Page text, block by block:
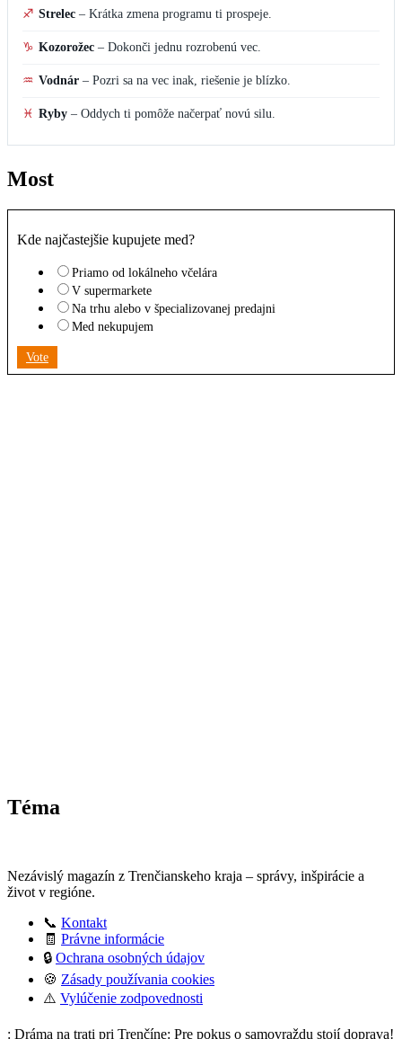
♐ Strelec – Krátka zmena programu ti prospeje.
♑ Kozorožec – Dokonči jednu rozrobenú vec.
♒ Vodnár – Pozri sa na vec inak, riešenie je blízko.
♓ Ryby – Oddych ti pomôže načerpať novú silu.
Most
Kde najčastejšie kupujete med?
Priamo od lokálneho včelára
V supermarkete
Na trhu alebo v špecializovanej predajni
Med nekupujem
Vote
Téma
Nezávislý magazín z Trenčianskeho kraja – správy, inšpirácie a
život v regióne.
📞 Kontakt
🧾 Právne informácie
🔒 Ochrana osobných údajov
🍪 Zásady používania cookies
⚠️ Vylúčenie zodpovednosti
: Dráma na trati pri Trenčíne: Pre pokus o samovraždu stojí doprava!